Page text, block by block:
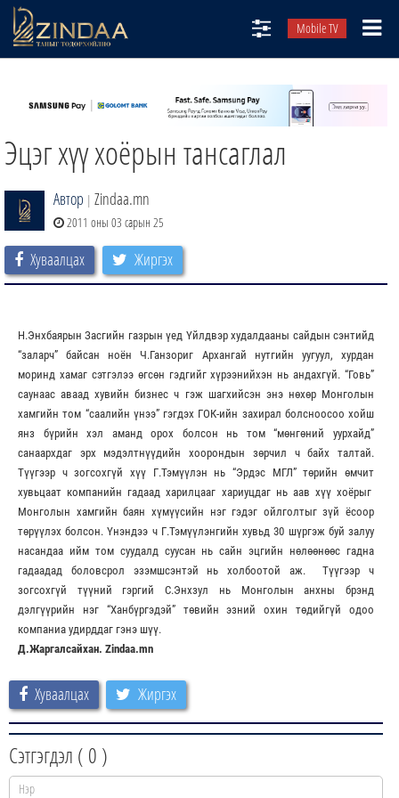
Mobile TV
ТВ8
ӨГЛӨӨНИЙ СОНИН
АУДИО ЗОХИОЛ
ЗИНДАА СЭТГҮҮЛ
Эцэг хүү хоёрын тансаглал
Автор | Zindaa.mn
2011 оны 03 сарын 25
Хуваалцах Жиргэх
Н.Энхбаярын Засгийн газрын үед Үйлдвэр худалдааны сайдын сэнтийд
“заларч” байсан ноён Ч.Ганзориг Архангай нутгийн уугуул, хурдан
моринд хамаг сэтгэлээ өгсөн гэдгийг хүрээнийхэн нь андахгүй. “Говь”
саунаас аваад хувийн бизнес ч гэж шагхийсэн энэ нөхөр Монголын
хамгийн том “саалийн үнээ” гэгдэх ГОК-ийн захирал болсноосоо хойш
янз бүрийн хэл аманд орох болсон нь том “мөнгөний уурхайд”
санаархдаг эрх мэдэлтнүүдийн хоорондын зөрчил ч байх талтай.
Түүгээр ч зогсохгүй хүү Г.Тэмүүлэн нь “Эрдэс МГЛ” төрийн өмчит
хувьцаат компанийн гадаад харилцааг хариуцдаг нь аав хүү хоёрыг
Монголын хамгийн баян хүмүүсийн нэг гэдэг ойлголтыг зүй ёсоор
төрүүлэх болсон. Үнэндээ ч Г.Тэмүүлэнгийн хувьд 30 шүргэж буй залуу
насандаа ийм том суудалд суусан нь сайн эцгийн нөлөөнөөс гадна
гадаадад боловсрол эзэмшсэнтэй нь холбоотой аж. Түүгээр ч
зогсохгүй түүний гэргий С.Энхзул нь Монголын анхны брэнд
дэлгүүрийн нэг “Ханбүргэдэй” төвийн эзний охин төдийгүй одоо
компаниа удирддаг гэнэ шүү.
Д.Жаргалсайхан. Zindaa.mn
Хуваалцах Жиргэх
Сэтгэгдэл ( 0 )